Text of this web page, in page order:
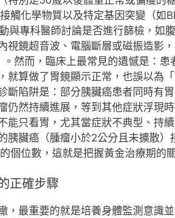
觸化學物質以及特定基因突變（如
與專科醫師討論是否進行篩檢，如
視鏡超音波、電腦斷層或磁振造影
然而，臨床上最常見的遺憾是：患
就算做了胃鏡顯示正常，也誤以為
斷陷阱是：部分胰臟癌患者同時有
仍然持續進展，等到其他症狀浮現
能只看胃，尤其當症狀不典型、持
胰臟癌（腫瘤小於2公分且未擴散）
個位數，這就是把握黃金治療期的
正確步驟
，最重要的就是培養身體監測意識